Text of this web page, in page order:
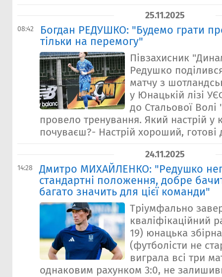
25.11.2025
08:42
Богдан РЕДУШКО: "Будемо грати
тільки на перемогу"
Півзахисник
Редушко
матчу з
у Юнацькій лізі
до Стальової
провело тренування. Який настрій у
почуваєш?- Настрій хороший, готові
24.11.2025
14:28
Дмитро МИХАЙЛЕНКО: "Редушко
стандартні положення, добре
багато значить для цієї команди"
Тріумфально
кваліфікаційний
19) юнацька
(футболісти не
виграла всі три
однаковим рахунком 3:0, не